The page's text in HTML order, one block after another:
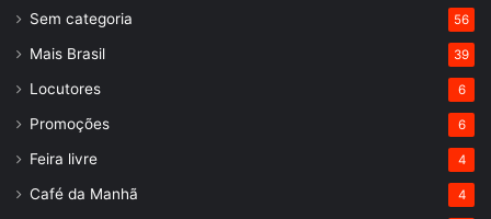
Sem categoria 56
Mais Brasil 39
Locutores 6
Promoções 6
Feira livre 4
Café da Manhã 4